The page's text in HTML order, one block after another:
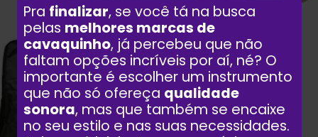
Pra finalizar, se você tá na busca
pelas melhores marcas de
cavaquinho, já percebeu que não
faltam opções incríveis por aí, né? O
importante é escolher um instrumento
que não só ofereça qualidade
sonora, mas que também se encaixe
no seu estilo e nas suas necessidades.